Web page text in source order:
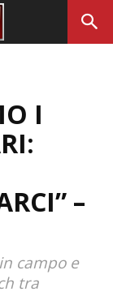
I
–
campo e
tra